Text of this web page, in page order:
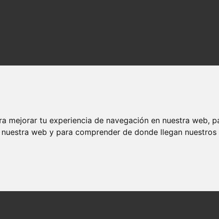
mejorar tu experiencia de navegación en nuestra web,
web y para comprender de donde llegan